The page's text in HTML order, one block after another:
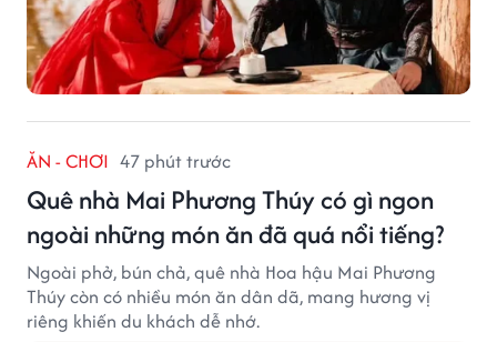
ĂN - CHƠI 47 phút trước
Quê nhà Mai Phương Thúy có gì ngon
ngoài những món ăn đã quá nổi tiếng?
Ngoài phở, bún chả, quê nhà Hoa hậu Mai Phương
Thúy còn có nhiều món ăn dân dã, mang hương vị
riêng khiến du khách dễ nhớ.